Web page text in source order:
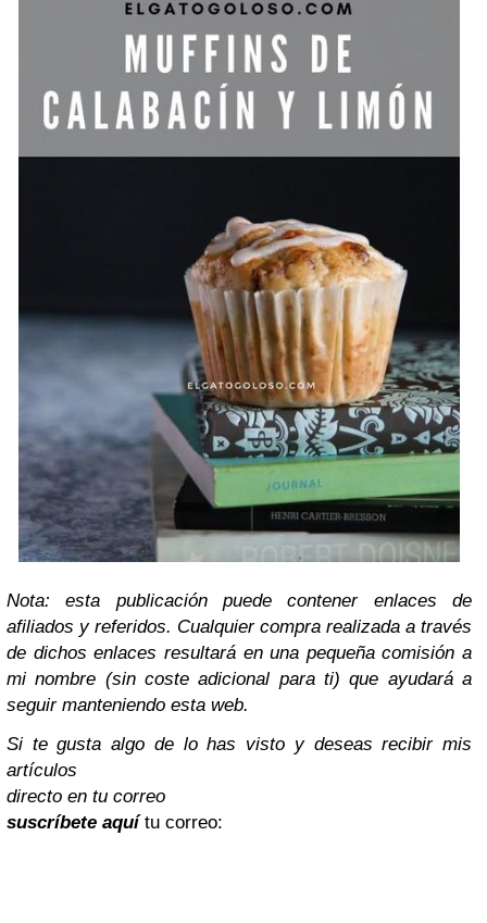
Nota: esta publicación puede contener enlaces de
afiliados y referidos. Cualquier compra realizada a través
de dichos enlaces resultará en una pequeña comisión a
mi nombre (sin coste adicional para ti) que ayudará a
seguir manteniendo esta web.
Si te gusta algo de lo has visto y deseas recibir mis
artículos
directo en tu correo
suscríbete aquí tu correo: